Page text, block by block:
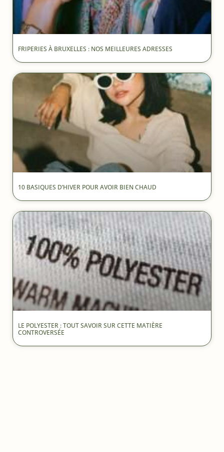
FRIPERIES À BRUXELLES : NOS MEILLEURES ADRESSES
10 BASIQUES D’HIVER POUR AVOIR BIEN CHAUD
LE POLYESTER : TOUT SAVOIR SUR CETTE MATIÈRE
CONTROVERSÉE